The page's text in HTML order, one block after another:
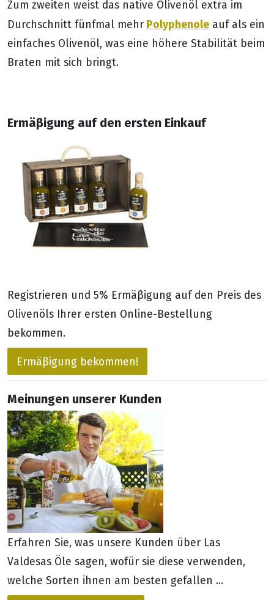
Ermäβigung auf den ersten Einkauf
Registrieren und 5% Ermäβigung auf den Preis des
Olivenöls Ihrer ersten Online-Bestellung
bekommen.
Ermäβigung bekommen!
Meinungen unserer Kunden
Erfahren Sie, was unsere Kunden über Las
Valdesas Öle sagen, wofür sie diese verwenden,
welche Sorten ihnen am besten gefallen ...
Zum zweiten weist das native Olivenöl extra im
Durchschnitt fünfmal mehr Polyphenole auf als ein
einfaches Olivenöl, was eine höhere Stabilität beim
Braten mit sich bringt.